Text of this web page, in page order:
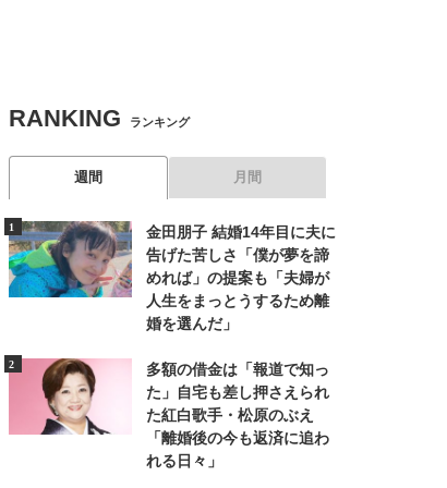
RANKING ランキング
週間 月間
金田朋子 結婚14年目に夫に
告げた苦しさ「僕が夢を諦
めれば」の提案も「夫婦が
人生をまっとうするため離
婚を選んだ」
多額の借金は「報道で知っ
た」自宅も差し押さえられ
た紅白歌手・松原のぶえ
「離婚後の今も返済に追わ
れる日々」